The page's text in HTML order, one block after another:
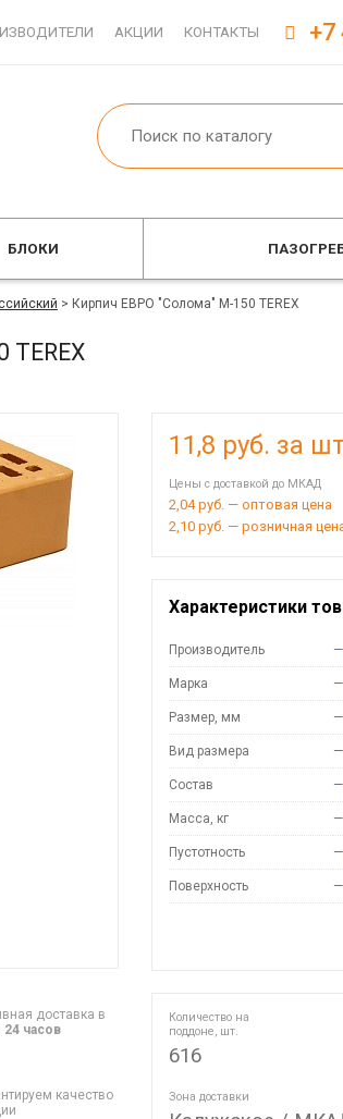
АКЦИИ КОНТАКТЫ +7
БЛОКИ
> Кирпич ЕВРО "Солома" М-150 TEREX
доставка в
24 часов
качество
11,8 руб. за
Цены с доставкой до МКАД
2,04 руб. — оптовая цена
2,10 руб. — розничная
Характеристики
Производитель —
Марка —
Размер, мм —
Вид размера —
Состав —
Масса, кг —
Пустотность —
Поверхность —
Количество на
поддоне, шт.
616
Зона доставки